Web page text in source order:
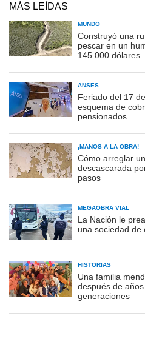
MÁS LEÍDAS
MUNDO
Construyó una
pescar en un
145.000 dólares
ANSES
Feriado del 17
esquema de
pensionados
¡MANOS A LA OBRA!
Cómo arreglar
descascarada
pasos
MEGAOBRA VIAL
La Nación le
una sociedad de
HISTORIAS
Una familia
después de
generaciones